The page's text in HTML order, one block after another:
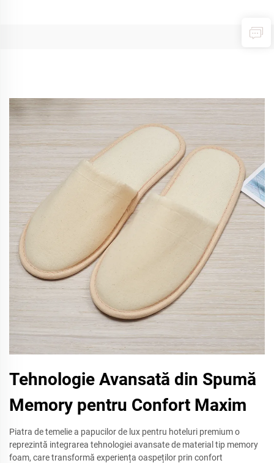
Tehnologie Avansată din Spumă
Memory pentru Confort Maxim
Piatra de temelie a papucilor de lux pentru hoteluri premium o
reprezintă integrarea tehnologiei avansate de material tip memory
foam, care transformă experiența oaspeților prin confort